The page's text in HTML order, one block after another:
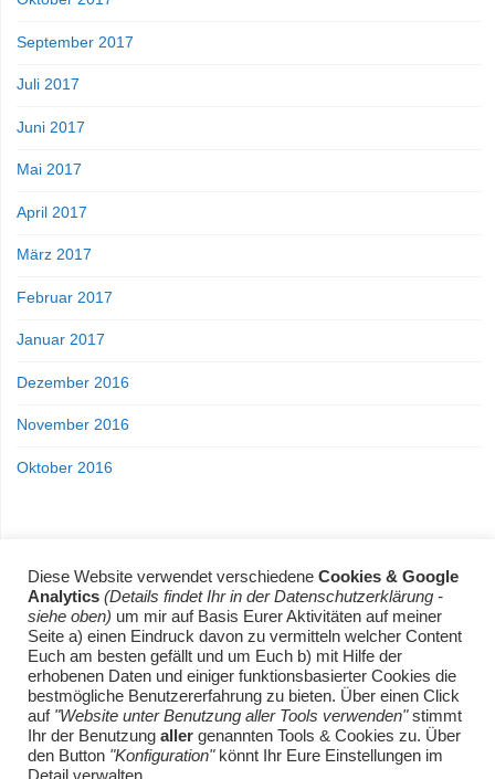
September 2017
Juli 2017
Juni 2017
Mai 2017
April 2017
März 2017
Februar 2017
Januar 2017
Dezember 2016
November 2016
Oktober 2016
Home
Was in meinen Regalen steht
Was auf meinem Tisch steht
Mit den Gedanken abschweifen
Datenschutz
Impressum
Diese Website verwendet verschiedene Cookies & Google
Analytics (Details findet Ihr in der Datenschutzerklärung -
siehe oben) um mir auf Basis Eurer Aktivitäten auf meiner
Seite a) einen Eindruck davon zu vermitteln welcher Content
Euch am besten gefällt und um Euch b) mit Hilfe der
erhobenen Daten und einiger funktionsbasierter Cookies die
bestmögliche Benutzererfahrung zu bieten. Über einen Click
auf "Website unter Benutzung aller Tools verwenden"stimmt
Ihr der Benutzung aller genannten Tools & Cookies zu. Über
den Button "Konfiguration"könnt Ihr Eure Einstellungen im